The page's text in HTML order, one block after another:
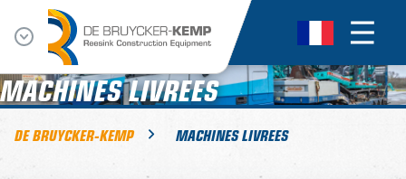
MACHINES LIVREES
DE BRUYCKER-KEMP MACHINES LIVREES